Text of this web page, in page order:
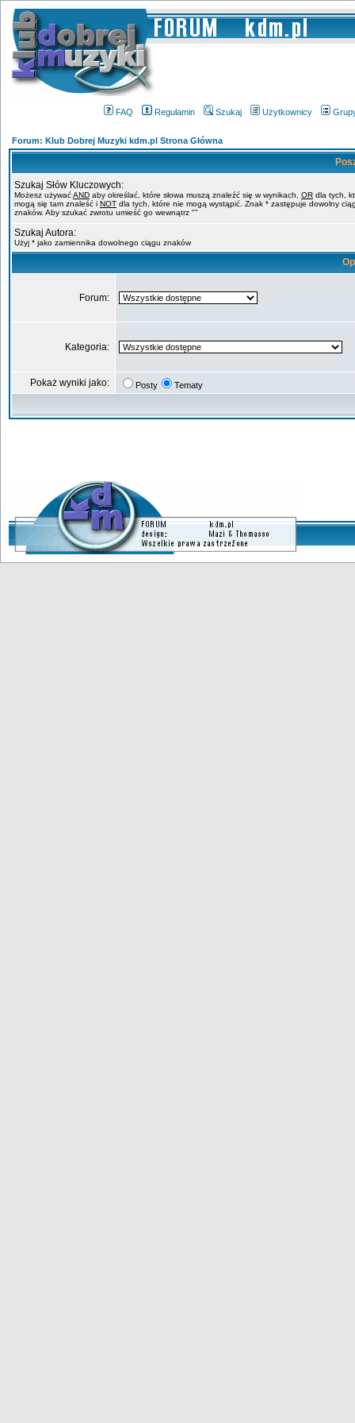
FAQ Regulamin Szukaj Użytkownicy
Forum: Klub Dobrej Muzyki kdm.pl Strona Główna
Szukaj Słów Kluczowych:
Możesz używaćAND aby określać, które słowa muszą znaleźć się w wynikach, OR dla tych,
mogą się tam znaleść i NOT dla tych, które nie mogą wystąpić. Znak * zastępuje dowolny
znaków. Aby szukać zwrotu umieść go wewnątrz ""
Szukaj Autora:
Użyj * jako zamiennika dowolnego ciągu znaków
Forum:
Kategoria:
Pokaż wyniki jako: Posty Tematy